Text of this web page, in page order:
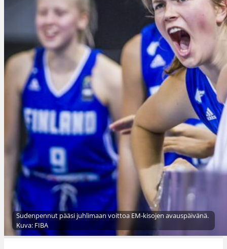
Sudenpennut pääsi juhlimaan voittoa EM-kisojen avauspäivänä.
Kuva: FIBA